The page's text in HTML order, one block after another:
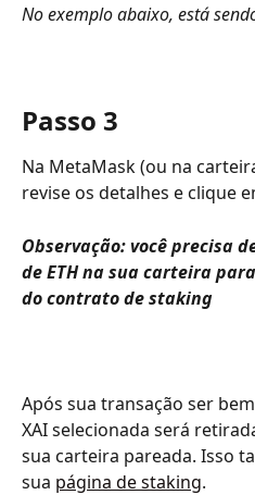
No exemplo abaixo, está
Passo 3
Na MetaMask (ou na
revise os detalhes e clique
Observação: você precisa
de ETH na sua carteira
do contrato de staking
Após sua transação ser
XAI selecionada será
sua carteira pareada. Isso
sua página de staking.